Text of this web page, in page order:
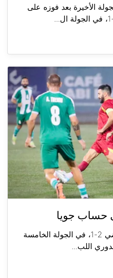
الأخيرة بعد فوزه على
حساب جويا
فوز الأنصار على جويا الرياضي 2-1، في الجولة الخامسة
اللب...